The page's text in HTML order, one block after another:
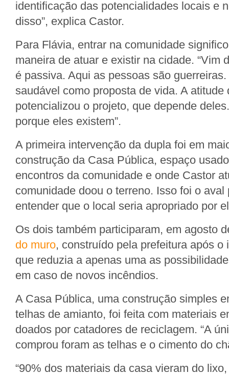
identificação das potencialidades locais e
disso”, explica Castor.
Para Flávia, entrar na comunidade
maneira de atuar e existir na cidade. “Vim
é passiva. Aqui as pessoas são
saudável como proposta de vida. A atitude
potencializou o projeto, que depende
porque eles existem”.
A primeira intervenção da dupla foi em
construção da Casa Pública, espaço
encontros da comunidade e onde Castor
comunidade doou o terreno. Isso foi o aval
entender que o local seria apropriado por
Os dois também participaram, em agosto
do muro, construído pela prefeitura após o
que reduzia a apenas uma as
em caso de novos incêndios.
A Casa Pública, uma construção simples
telhas de amianto, foi feita com materiais
doados por catadores de reciclagem. “A
comprou foram as telhas e o cimento do
“90% dos materiais da casa vieram do